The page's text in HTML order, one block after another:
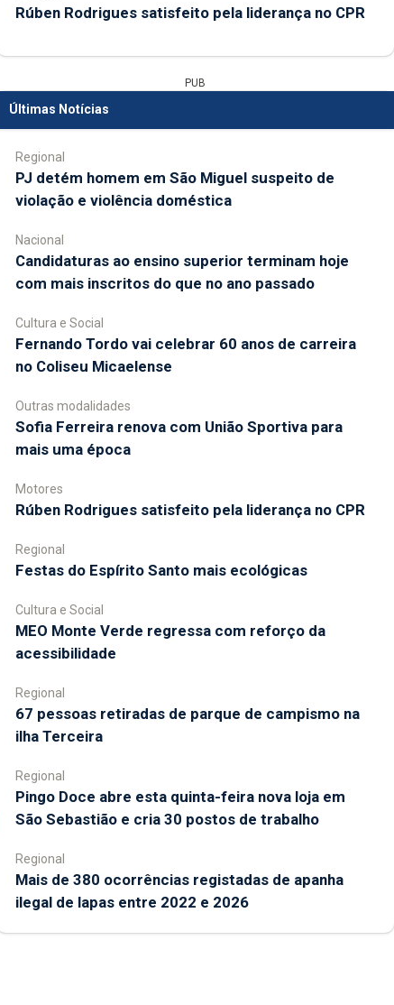
Rúben Rodrigues satisfeito pela liderança no CPR
PUB
Últimas Notícias
Regional
PJ detém homem em São Miguel suspeito de
violação e violência doméstica
Nacional
Candidaturas ao ensino superior terminam hoje
com mais inscritos do que no ano passado
Cultura e Social
Fernando Tordo vai celebrar 60 anos de carreira
no Coliseu Micaelense
Outras modalidades
Sofia Ferreira renova com União Sportiva para
mais uma época
Motores
Rúben Rodrigues satisfeito pela liderança no CPR
Regional
Festas do Espírito Santo mais ecológicas
Cultura e Social
MEO Monte Verde regressa com reforço da
acessibilidade
Regional
67 pessoas retiradas de parque de campismo na
ilha Terceira
Regional
Pingo Doce abre esta quinta-feira nova loja em
São Sebastião e cria 30 postos de trabalho
Regional
Mais de 380 ocorrências registadas de apanha
ilegal de lapas entre 2022 e 2026